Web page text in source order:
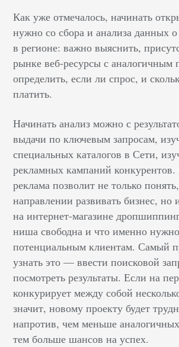
Как уже отмечалось, начинать
нужно со сбора и анализа данных
в регионе: важно выяснить,
рынке веб-ресурсы с аналогичным
определить, если ли спрос, и
платить.
Начинать анализ можно с
выдачи по ключевым запросам,
специальных каталогов в Сети,
рекламных кампаний конкурентов.
реклама позволит не только
направлении развивать бизнес, но
на интернет-магазине
ниша свободна и что именно нужно
потенциальным клиентам. Самый
узнать это — ввести поисковой
посмотреть результаты. Если на
конкурирует между собой
значит, новому проекту будет
напротив, чем меньше
тем больше шансов на успех.